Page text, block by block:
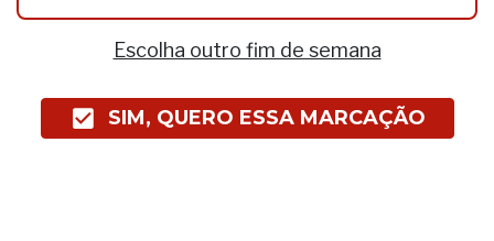
Escolha outro fim de semana
SIM, QUERO ESSA MARCAÇÃO